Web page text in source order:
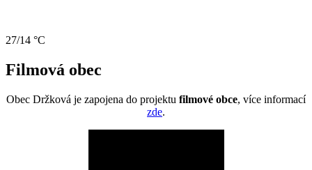
27/14 °C
Filmová obec
Obec Držková je zapojena do projektu filmové obce, více informací
zde.